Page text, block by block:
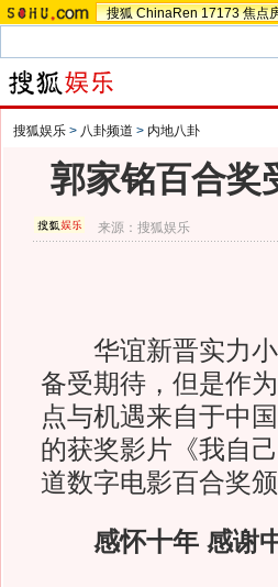
搜狐 ChinaRen 17173 焦点
搜狐娱乐 > 八卦频道 > 内地八卦
郭家铭百合奖
来源：搜狐娱乐
华谊新晋实力小
备受期待，但是作
点与机遇来自于中
的获奖影片《我自
道数字电影百合奖颁
感怀十年 感谢